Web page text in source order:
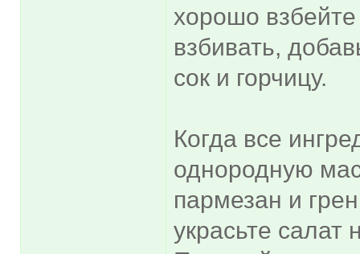
хорошо
взбивать,
сок и горчицу.
Когда все
однородную
пармезан и
украсьте салат